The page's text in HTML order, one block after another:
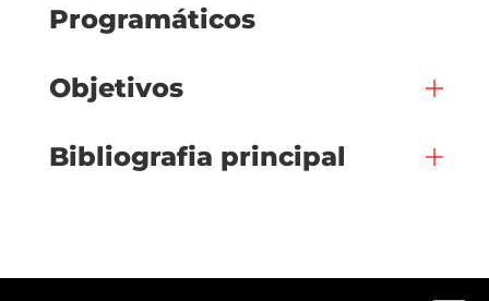
Programáticos
Objetivos
Bibliografia principal